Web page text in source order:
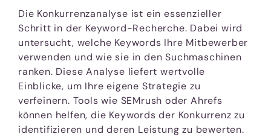
Die Konkurrenzanalyse ist ein essenzieller
Schritt in der Keyword-Recherche. Dabei wird
untersucht, welche Keywords Ihre Mitbewerber
verwenden und wie sie in den Suchmaschinen
ranken. Diese Analyse liefert wertvolle
Einblicke, um Ihre eigene Strategie zu
verfeinern. Tools wie SEMrush oder Ahrefs
können helfen, die Keywords der Konkurrenz zu
identifizieren und deren Leistung zu bewerten.